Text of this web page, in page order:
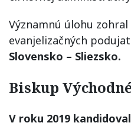
Významnú úlohu
evanjelizačných
Slovensko – Sliezsko.
Biskup
V roku 2019